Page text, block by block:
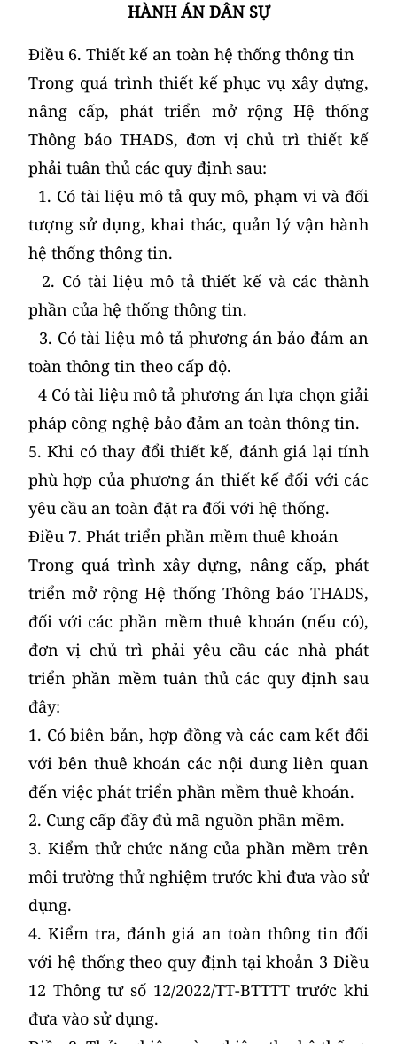
HÀNH ÁN DÂN SỰ
Điều 6. Thiết kế an toàn hệ thống thông tin
Trong quá trình thiết kế phục vụ xây dựng,
nâng cấp, phát triển mở rộng Hệ thống
Thông báo THADS, đơn vị chủ trì thiết kế
phải tuân thủ các quy định sau:
1. Có tài liệu mô tả quy mô, phạm vi và đối
tượng sử dụng, khai thác, quản lý vận hành
hệ thống thông tin.
2. Có tài liệu mô tả thiết kế và các thành
phần của hệ thống thông tin.
3. Có tài liệu mô tả phương án bảo đảm an
toàn thông tin theo cấp độ.
4 Có tài liệu mô tả phương án lựa chọn giải
pháp công nghệ bảo đảm an toàn thông tin.
5. Khi có thay đổi thiết kế, đánh giá lại tính
phù hợp của phương án thiết kế đối với các
yêu cầu an toàn đặt ra đối với hệ thống.
Điều 7. Phát triển phần mềm thuê khoán
Trong quá trình xây dựng, nâng cấp, phát
triển mở rộng Hệ thống Thông báo THADS,
đối với các phần mềm thuê khoán (nếu có),
đơn vị chủ trì phải yêu cầu các nhà phát
triển phần mềm tuân thủ các quy định sau
đây:
1. Có biên bản, hợp đồng và các cam kết đối
với bên thuê khoán các nội dung liên quan
đến việc phát triển phần mềm thuê khoán.
2. Cung cấp đầy đủ mã nguồn phần mềm.
3. Kiểm thử chức năng của phần mềm trên
môi trường thử nghiệm trước khi đưa vào sử
dụng.
4. Kiểm tra, đánh giá an toàn thông tin đối
với hệ thống theo quy định tại khoản 3 Điều
12 Thông tư số 12/2022/TT-BTTTT trước khi
đưa vào sử dụng.